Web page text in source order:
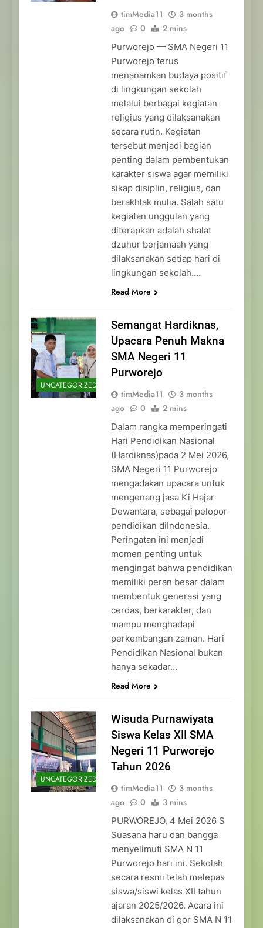
timMedia11
3 months
ago
0 2 mins
Purworejo — SMA Negeri 11
Purworejo terus
menanamkan budaya positif
di lingkungan sekolah
melalui berbagai kegiatan
religius yang dilaksanakan
secara rutin. Kegiatan
tersebut menjadi bagian
penting dalam pembentukan
karakter siswa agar memiliki
sikap disiplin, religius, dan
berakhlak mulia. Salah satu
kegiatan unggulan yang
diterapkan adalah shalat
dzuhur berjamaah yang
dilaksanakan setiap hari di
lingkungan sekolah….
Read More
UNCATEGORIZED
Semangat Hardiknas,
Upacara Penuh Makna
SMA Negeri 11
Purworejo
timMedia11
3 months
ago
0 2 mins
Dalam rangka memperingati
Hari Pendidikan Nasional
(Hardiknas)pada 2 Mei 2026,
SMA Negeri 11 Purworejo
mengadakan upacara untuk
mengenang jasa Ki Hajar
Dewantara, sebagai pelopor
pendidikan diIndonesia.
Peringatan ini menjadi
momen penting untuk
mengingat bahwa pendidikan
memiliki peran besar dalam
membentuk generasi yang
cerdas, berkarakter, dan
mampu menghadapi
perkembangan zaman. Hari
Pendidikan Nasional bukan
hanya sekadar…
Read More
UNCATEGORIZED
Wisuda Purnawiyata
Siswa Kelas XII SMA
Negeri 11 Purworejo
Tahun 2026
timMedia11
3 months
ago
0 3 mins
PURWOREJO, 4 Mei 2026 S
Suasana haru dan bangga
menyelimuti SMA N 11
Purworejo hari ini. Sekolah
secara resmi telah melepas
siswa/siswi kelas XII tahun
ajaran 2025/2026. Acara ini
dilaksanakan di gor SMA N 11